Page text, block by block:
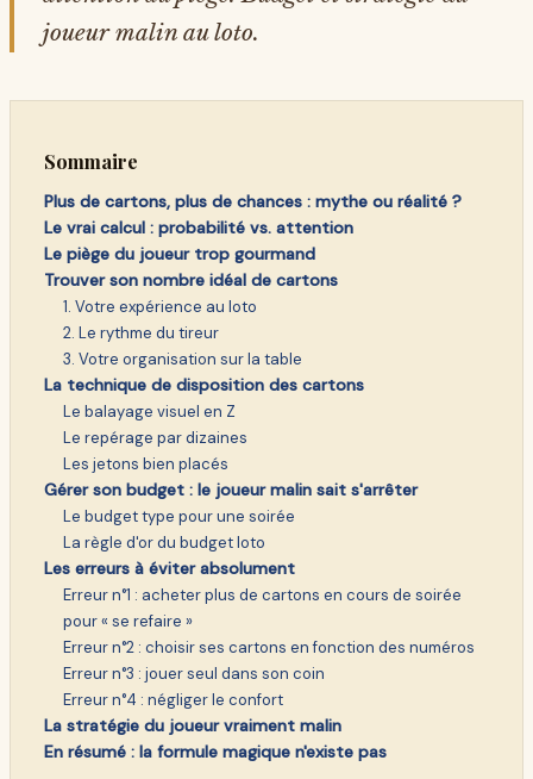
joueur malin au loto.
Sommaire
Plus de cartons, plus de chances : mythe ou réalité ?
Le vrai calcul : probabilité vs. attention
Le piège du joueur trop gourmand
Trouver son nombre idéal de cartons
1. Votre expérience au loto
2. Le rythme du tireur
3. Votre organisation sur la table
La technique de disposition des cartons
Le balayage visuel en Z
Le repérage par dizaines
Les jetons bien placés
Gérer son budget : le joueur malin sait s'arrêter
Le budget type pour une soirée
La règle d'or du budget loto
Les erreurs à éviter absolument
Erreur n°1 : acheter plus de cartons en cours de soirée
pour « se refaire »
Erreur n°2 : choisir ses cartons en fonction des numéros
Erreur n°3 : jouer seul dans son coin
Erreur n°4 : négliger le confort
La stratégie du joueur vraiment malin
En résumé : la formule magique n'existe pas